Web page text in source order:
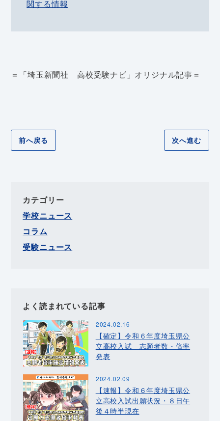
関する情報
＝「埼玉新聞社 高校受験ナビ」オリジナル記事＝
前へ戻る 次へ進む
カテゴリー
学校ニュース
コラム
受験ニュース
よく読まれている記事
2024.02.16
【確定】令和６年度埼玉県公
立高校入試 志願者数・倍率
発表
2024.02.09
【速報】令和６年度埼玉県公
立高校入試出願状況・８日午
後４時半現在